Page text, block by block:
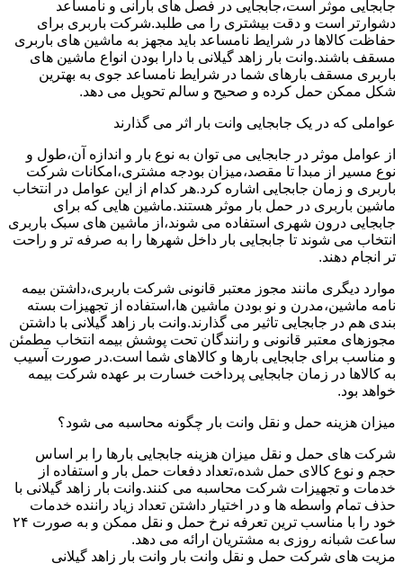
جابجایی موثر است،جابجایی در فصل های بارانی و نامساعد
دشوارتر است و دقت بیشتری را می طلبد.شرکت باربری برای
حفاظت کالاها در شرایط نامساعد باید مجهز به ماشین های باربری
مسقف باشند.وانت بار زاهد گیلانی با دارا بودن انواع ماشین های
باربری مسقف بارهای شما در شرایط نامساعد جوی به بهترین
شکل ممکن حمل کرده و صحیح و سالم تحویل می دهد.
عواملی که در یک جابجایی وانت بار اثر می گذارند
از عوامل موثر در جابجایی می توان به نوع بار و اندازه آن،طول و
نوع مسیر از مبدا تا مقصد،میزان بودجه مشتری،امکانات شرکت
باربری و زمان جابجایی اشاره کرد.هر کدام از این عوامل در انتخاب
ماشین باربری در حمل بار موثر هستند.ماشین هایی که برای
جابجایی درون شهری استفاده می شوند،از ماشین های سبک باربری
انتخاب می شوند تا جابجایی بار داخل شهرها را به صرفه تر و راحت
تر انجام دهند.
موارد دیگری مانند مجوز معتبر قانونی شرکت باربری،داشتن بیمه
نامه ماشین،مدرن و نو بودن ماشین ها،استفاده از تجهیزات بسته
بندی هم در جابجایی تاثیر می گذارند.وانت بار زاهد گیلانی با داشتن
مجوزهای معتبر قانونی و رانندگان تحت پوشش بیمه انتخاب مطمئن
و مناسب برای جابجایی بارها و کالاهای شما است.در صورت آسیب
به کالاها در زمان جابجایی پرداخت خسارت بر عهده شرکت بیمه
خواهد بود.
میزان هزینه حمل و نقل وانت بار چگونه محاسبه می شود؟
شرکت های حمل و نقل میزان هزینه جابجایی بارها را بر اساس
حجم و نوع کالای حمل شده،تعداد دفعات حمل بار و استفاده از
خدمات و تجهیزات شرکت محاسبه می کنند.وانت بار زاهد گیلانی با
حذف تمام واسطه ها و در اختیار داشتن تعداد زیاد راننده خدمات
خود را با مناسب ترین تعرفه نرخ حمل و نقل ممکن و به صورت ۲۴
ساعت شبانه روزی به مشتریان ارائه می دهد.
مزیت های شرکت حمل و نقل وانت بار وانت بار زاهد گیلانی